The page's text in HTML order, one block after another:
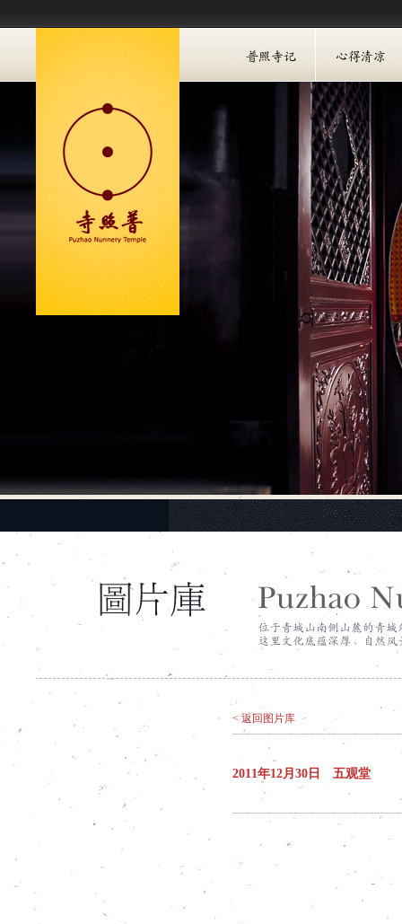
< 返回图片库
2011年12月30日 五观堂